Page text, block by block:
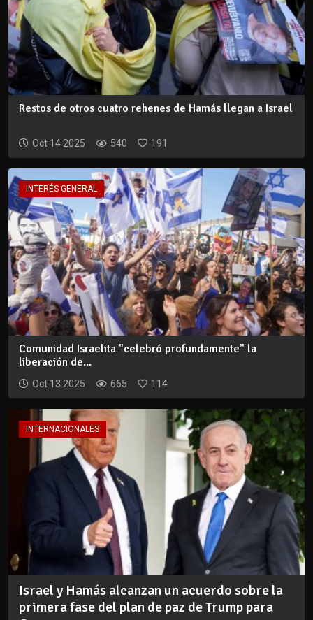
Restos de otros cuatro rehenes de Hamás llegan a Israel
Oct 14 2025 540 191
INTERÉS GENERAL
Comunidad Israelita "celebró profundamente" la
liberación de...
Oct 13 2025 665 114
INTERNACIONALES
Israel y Hamás alcanzan un acuerdo sobre la
primera fase del plan de paz de Trump para